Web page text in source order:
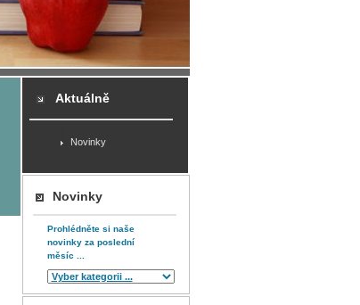
Aktuálně
Novinky
Novinky
Prohlédněte si naše
novinky za poslední
měsíc ...